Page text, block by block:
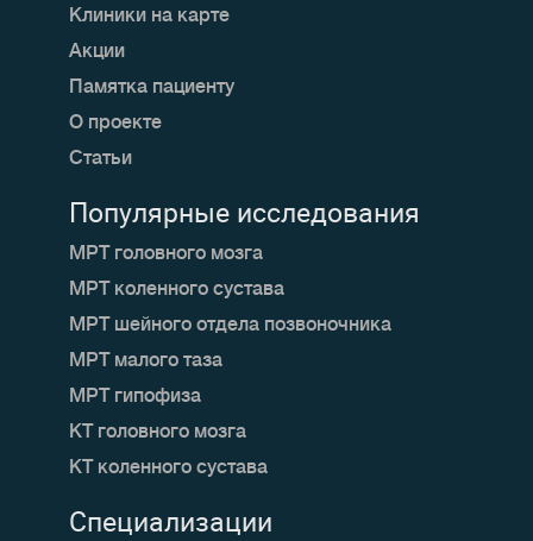
Клиники на карте
Акции
Памятка пациенту
О проекте
Статьи
Специализации
Популярные исследования
МРТ головного мозга
МРТ коленного сустава
МРТ шейного отдела позвоночника
МРТ малого таза
МРТ гипофиза
КТ головного мозга
КТ коленного сустава